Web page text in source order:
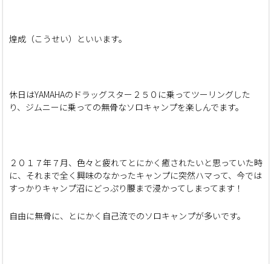
煌成（こうせい）といいます。
休日はYAMAHAのドラッグスター２５０に乗ってツーリングした
り、ジムニーに乗っての無骨なソロキャンプを楽しんでます。
２０１７年７月、色々と疲れてとにかく癒されたいと思っていた時
に、それまで全く興味のなかったキャンプに突然ハマって、今では
すっかりキャンプ沼にどっぷり腰まで浸かってしまってます！
自由に無骨に、とにかく自己流でのソロキャンプが多いです。